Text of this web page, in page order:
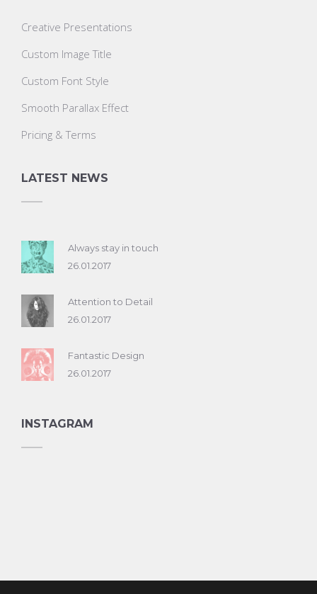
Creative Presentations
Custom Image Title
Custom Font Style
Smooth Parallax Effect
Pricing & Terms
LATEST NEWS
Always stay in touch
26.01.2017
Attention to Detail
26.01.2017
Fantastic Design
26.01.2017
INSTAGRAM